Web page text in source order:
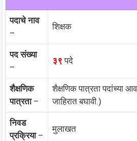
पदाचे नाव
–
शिक्षक
पद संख्या
–
३९ पदे
शैक्षणिक
पात्रता–
शैक्षणिक पात्रता पदांच्या
जाहिरात बघावी.)
निवड
प्रक्रिया –
मुलाखत